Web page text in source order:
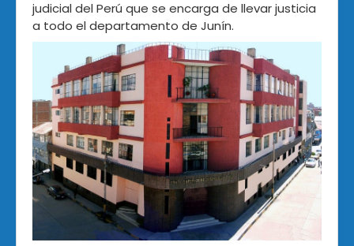
judicial del Perú que se encarga de llevar justicia
a todo el departamento de Junín.